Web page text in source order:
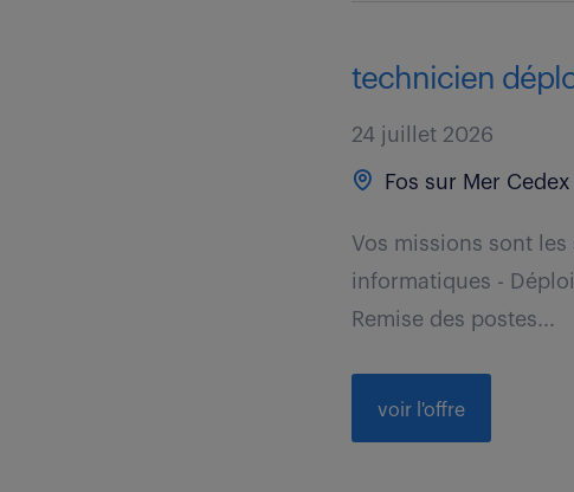
technicien
24 juillet 2026
Fos sur Mer Cedex
Vos missions sont
informatiques -
Remise des postes...
voir l'offre